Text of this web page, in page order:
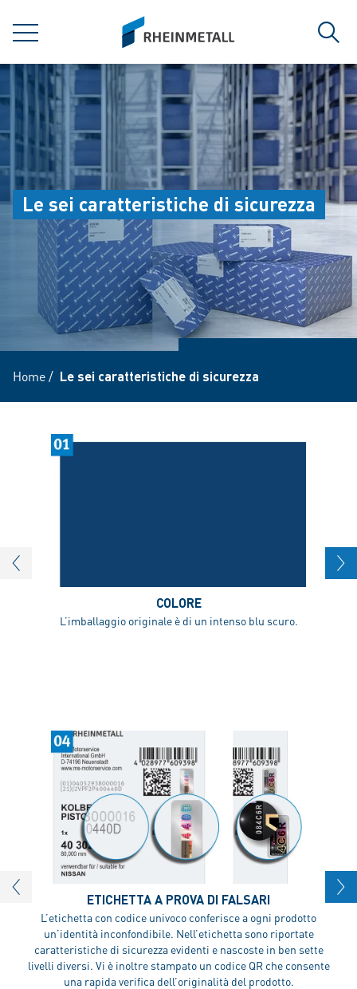
MENU
siteLogo
Le sei caratteristiche di sicurezza
Home/ Le sei caratteristiche di sicurezza
COLORE
L’imballaggio originale è di un intenso blu scuro.
ETICHETTA A PROVA DI FALSARI
L’etichetta con codice univoco conferisce a ogni prodotto
un’identità inconfondibile. Nell’etichetta sono riportate
caratteristiche di sicurezza evidenti e nascoste in ben sette
livelli diversi. Vi è inoltre stampato un codice QR che consente
una rapida verifica dell’originalità del prodotto.